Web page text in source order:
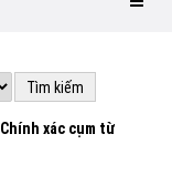
Chính xác cụm từ